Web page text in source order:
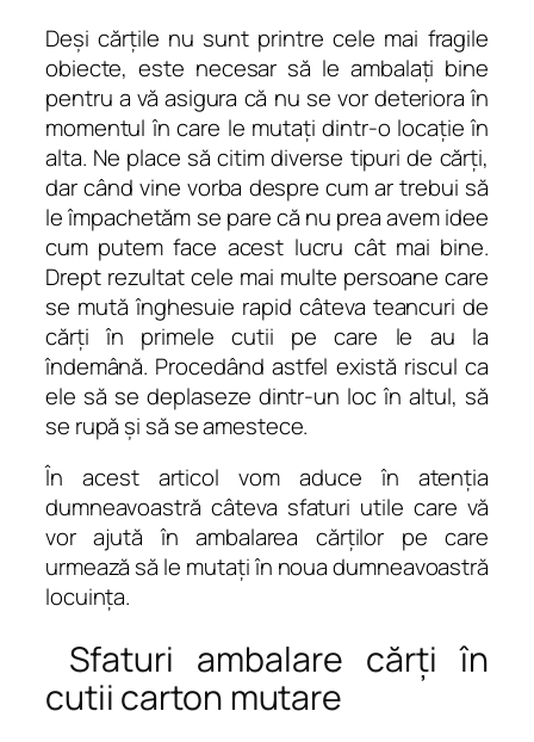
Deși cărțile nu sunt printre cele mai fragile
obiecte, este necesar să le ambalați bine
pentru a vă asigura că nu se vor deteriora în
momentul în care le mutați dintr-o locație în
alta. Ne place să citim diverse tipuri de cărți,
dar când vine vorba despre cum ar trebui să
le împachetăm se pare că nu prea avem idee
cum putem face acest lucru cât mai bine.
Drept rezultat cele mai multe persoane care
se mută înghesuie rapid câteva teancuri de
cărți în primele cutii pe care le au la
îndemână. Procedând astfel există riscul ca
ele să se deplaseze dintr-un loc în altul, să
se rupă și să se amestece.
În acest articol vom aduce în atenția
dumneavoastră câteva sfaturi utile care vă
vor ajută în ambalarea cărților pe care
urmează să le mutați în noua dumneavoastră
locuința.
Sfaturi ambalare cărți în
cutii carton mutare